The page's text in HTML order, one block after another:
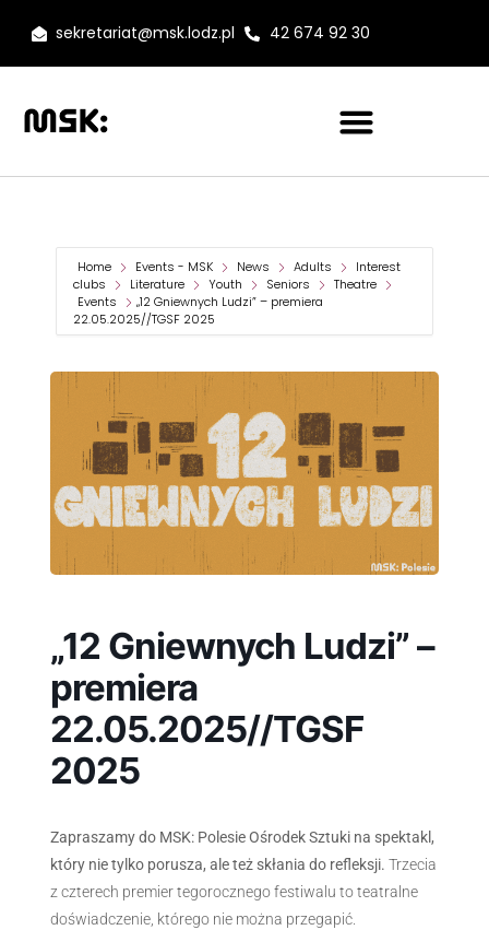
sekretariat@msk.lodz.pl 42 674 92 30
Home Events - MSK News Adults
Interest
clubs
Literature Youth Seniors
Theatre
Events
„12 Gniewnych Ludzi” – premiera
22.05.2025//TGSF 2025
„12 Gniewnych Ludzi” –
premiera
22.05.2025//TGSF
2025
Zapraszamy do MSK: Polesie Ośrodek Sztuki na spektakl,
który nie tylko porusza, ale też skłania do refleksji. Trzecia
z czterech premier tegorocznego festiwalu to teatralne
doświadczenie, którego nie można przegapić.